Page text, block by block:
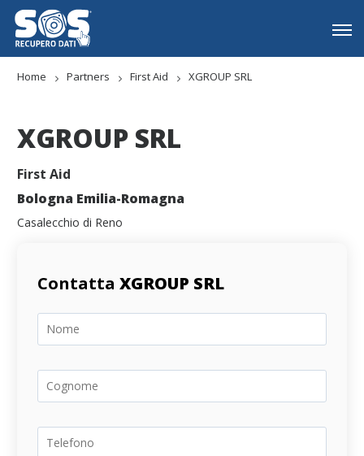
Home Partners First Aid XGROUP SRL
XGROUP SRL
First Aid
Bologna Emilia-Romagna
Casalecchio di Reno
Contatta XGROUP SRL